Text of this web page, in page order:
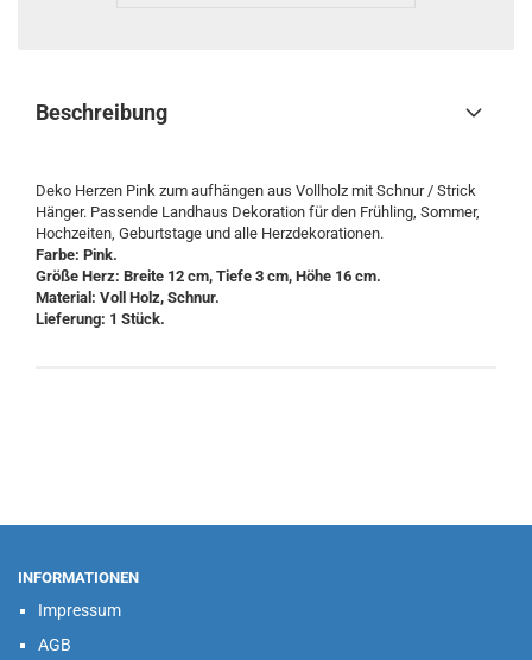
Beschreibung
Deko Herzen Pink zum aufhängen aus Vollholz mit Schnur / Strick
Hänger. Passende Landhaus Dekoration für den Frühling, Sommer,
Hochzeiten, Geburtstage und alle Herzdekorationen.
Farbe: Pink.
Größe Herz: Breite 12 cm, Tiefe 3 cm, Höhe 16 cm.
Material: Voll Holz, Schnur.
Lieferung: 1 Stück.
INFORMATIONEN
Impressum
AGB